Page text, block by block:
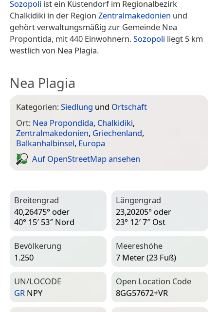
Sozopoli ist ein Küstendorf im Regionalbezirk
Chalkidiki in der Region Zentralmakedonien und
gehört verwaltungsmäßig zur Gemeinde Nea
Propontida, mit 440 Einwohnern.Sozopoli liegt 5 km
westlich von Nea Plagia.
Nea Plagia
Kategorien:Siedlung und Ortschaft
Ort: Nea Propondida, Chalkidiki,
Zentralmakedonien, Griechenland,
Balkanhalbinsel, Europa
Auf Open­Street­Map ansehen
Breitengrad
40,26475° oder
40° 15′ 53″ Nord
Längengrad
23,20205° oder
23° 12′ 7″ Ost
Bevölkerung
1.250
Meereshöhe
7 Meter (23 Fuß)
UN/LOCODE
GR NPY
Open Location Code
8GG57672+VR